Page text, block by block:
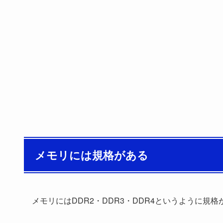
メモリには規格がある
メモリにはDDR2・DDR3・DDR4というように規格